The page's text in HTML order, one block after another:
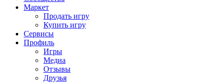
Маркет
Продать игру
Купить игру
Сервисы
Профиль
Игры
Медиа
Отзывы
Друзья